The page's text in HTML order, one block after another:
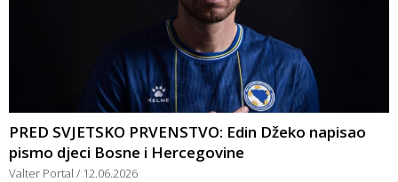
PRED SVJETSKO PRVENSTVO: Edin Džeko napisao
pismo djeci Bosne i Hercegovine
Valter Portal 12.06.2026